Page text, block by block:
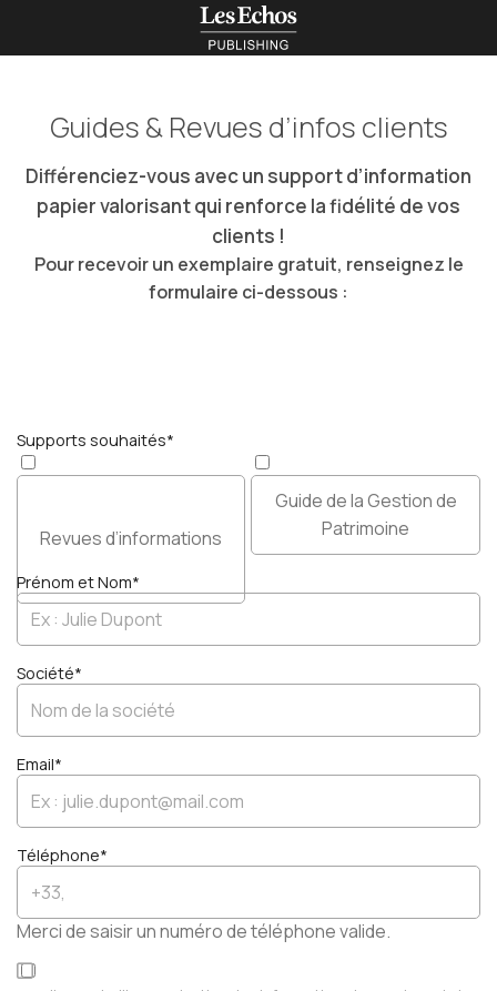
Guides & Revues d’infos clients
Différenciez-vous avec un support d’information
papier valorisant qui renforce la fidélité de vos
clients !
Pour recevoir un exemplaire gratuit, renseignez le
formulaire ci-dessous :